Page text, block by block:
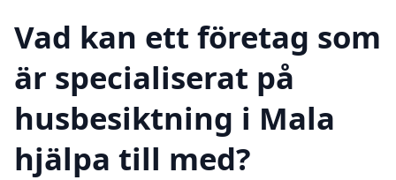
Vad kan ett företag som
är specialiserat på
husbesiktning i Mala
hjälpa till med?